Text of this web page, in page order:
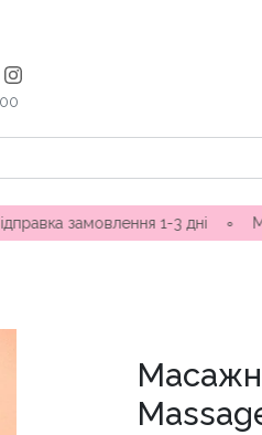
1-3 дні ∘ Магазини в